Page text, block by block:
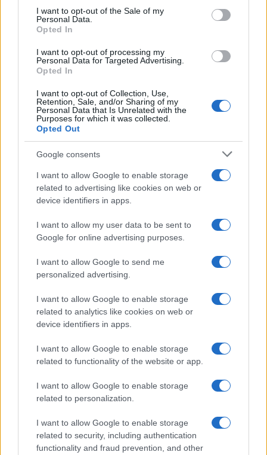
services and may gather and store information including but
not limited to your visit or usage behaviour. You may click to
grant or deny consent to Google and its third-party tags to
consent section.
I want to opt-out of the Sale of my
Personal Data.
Opted In
I want to opt-out of processing my
Personal Data for Targeted Advertising.
Opted In
I want to opt-out of Collection, Use,
Retention, Sale, and/or Sharing of my
Personal Data that Is Unrelated with the
Purposes for which it was collected.
Opted Out
Google consents
I want to allow Google to enable storage
related to advertising like cookies on web or
device identifiers in apps.
I want to allow my user data to be sent to
Google for online advertising purposes.
I want to allow Google to send me
personalized advertising.
I want to allow Google to enable storage
related to analytics like cookies on web or
device identifiers in apps.
I want to allow Google to enable storage
related to functionality of the website or app.
I want to allow Google to enable storage
related to personalization.
I want to allow Google to enable storage
related to security, including authentication
functionality and fraud prevention, and other
CHI SIAMO CONTATTI PUBBLICITÀ LAVORA CON NOI
OTTO CHANNEL